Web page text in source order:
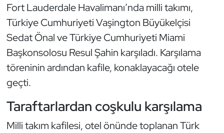
Fort Lauderdale Havalimanı’nda milli takımı,
Türkiye Cumhuriyeti Vaşington Büyükelçisi
Sedat Önal ve Türkiye Cumhuriyeti Miami
Başkonsolosu Resul Şahin karşıladı. Karşılama
töreninin ardından kafile, konaklayacağı otele
geçti.
Taraftarlardan coşkulu karşılama
Milli takım kafilesi, otel önünde toplanan Türk
Güreş
Halter
Hava Sporları
Hentbol
İşitme Engelli Sporcular